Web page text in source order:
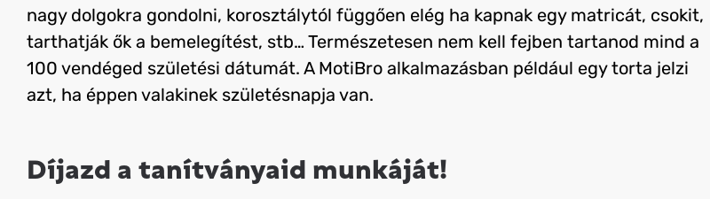
nagy dolgokra gondolni, korosztálytól függően elég ha kapnak egy matricát, csokit,
tarthatják ők a bemelegítést, stb… Természetesen nem kell fejben tartanod mind a
100 vendéged születési dátumát. A MotiBro alkalmazásban például egy torta jelzi
azt, ha éppen valakinek születésnapja van.
Díjazd a tanítványaid munkáját!